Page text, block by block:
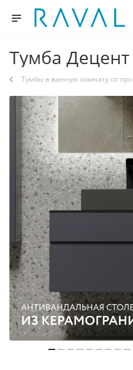
Тумба
Тумбы в ванную комнату от